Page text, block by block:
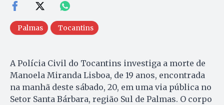
Palmas Tocantins
A Polícia Civil do Tocantins investiga a morte de
Manoela Miranda Lisboa, de 19 anos, encontrada
na manhã deste sábado, 20, em uma via pública no
Setor Santa Bárbara, região Sul de Palmas. O corpo